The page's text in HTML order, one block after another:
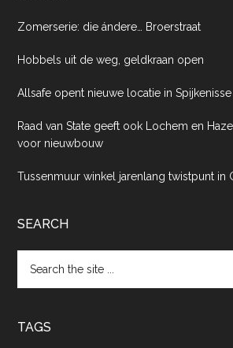
Zomerserie: die ándere… Broerstraat
Hobbels uit de weg, geldkraan open
Allsafe opent nieuwe locatie in Spijkenisse
Raad van State geeft ook Lochem en
voor nieuwbouw
Tussenmuur winkel jarenlang twistpunt in
SEARCH
the
TAGS